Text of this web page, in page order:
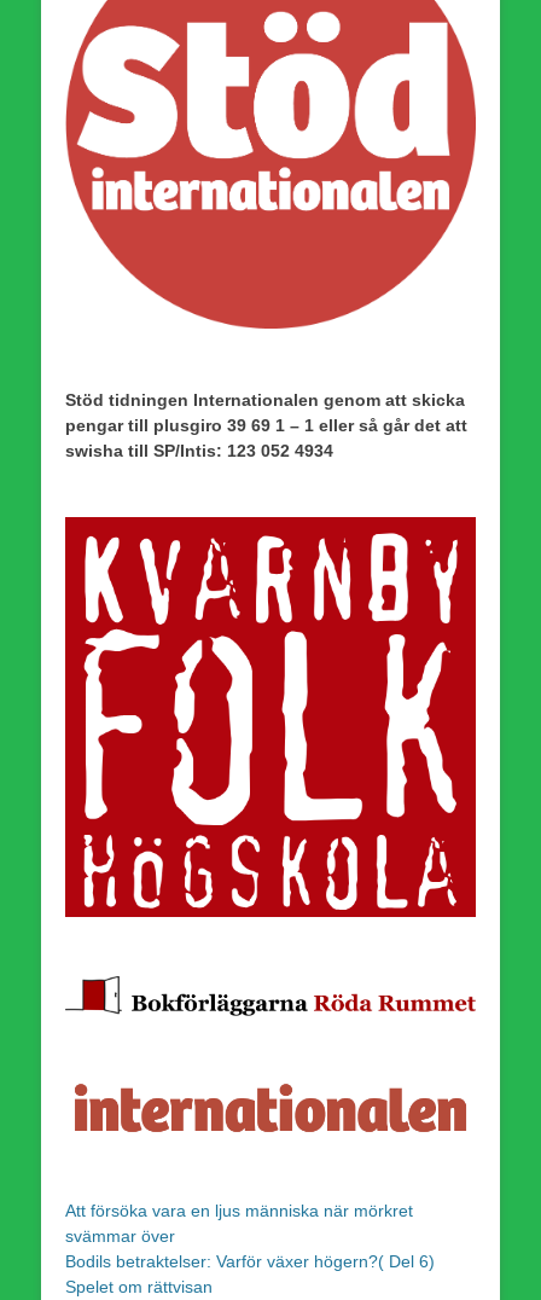
Stöd tidningen Internationalen genom att skicka
pengar till plusgiro 39 69 1 – 1 eller så går det att
swisha till SP/Intis: 123 052 4934
Att försöka vara en ljus människa när mörkret
svämmar över
Bodils betraktelser: Varför växer högern?( Del 6)
Spelet om rättvisan